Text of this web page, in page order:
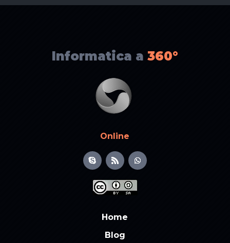
Informatica a 360°
Online
Home
Blog